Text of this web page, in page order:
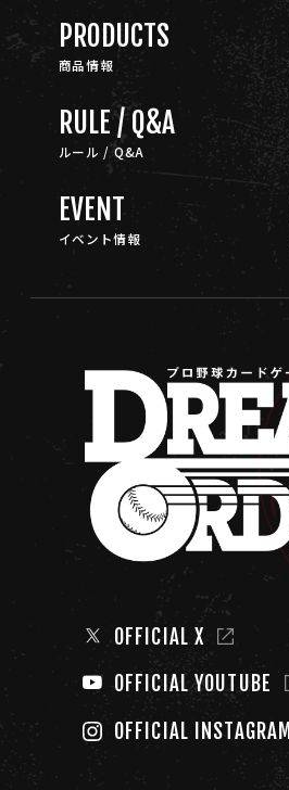
PRODUCTS
商品情報
RULE / Q&A
ルール / Q&A
EVENT
イベント情報
OFFICIAL X
OFFICIAL YOUTUBE
OFFICIAL INSTAGRAM